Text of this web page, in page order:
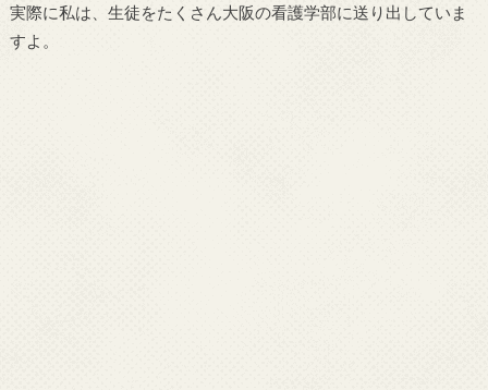
実際に私は、生徒をたくさん大阪の看護学部に送り出していま
すよ。